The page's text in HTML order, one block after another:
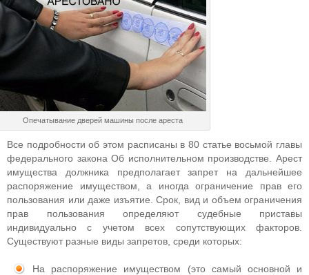
Опечатывание дверей машины после ареста
Все подробности об этом расписаны в 80 статье восьмой главы
федерального закона Об исполнительном производстве. Арест
имущества должника предполагает запрет на дальнейшее
распоряжение имуществом, а иногда ограничение прав его
пользования или даже изъятие. Срок, вид и объем ограничения
прав пользования определяют судебные приставы
индивидуально с учетом всех сопутствующих факторов.
Существуют разные виды запретов, среди которых:
На распоряжение имуществом (это самый основной и